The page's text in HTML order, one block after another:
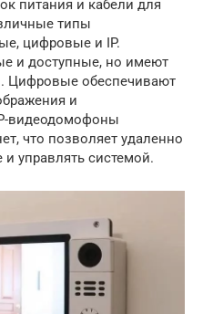
питания и кабели для
типы
цифровые и IP.
и доступные, но имеют
Цифровые обеспечивают
и
видеодомофоны
что позволяет удаленно
управлять системой.